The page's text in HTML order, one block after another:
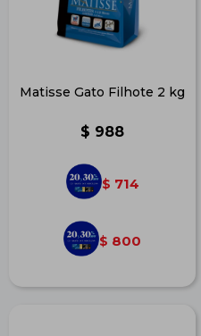
Matisse Gato Filhote 2 kg
$ 988
$ 714
$ 800